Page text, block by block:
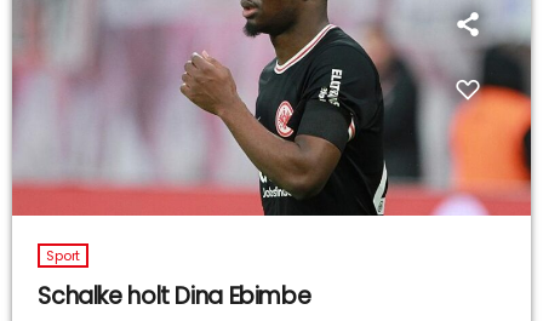
Sport
Schalke holt Dina Ebimbe